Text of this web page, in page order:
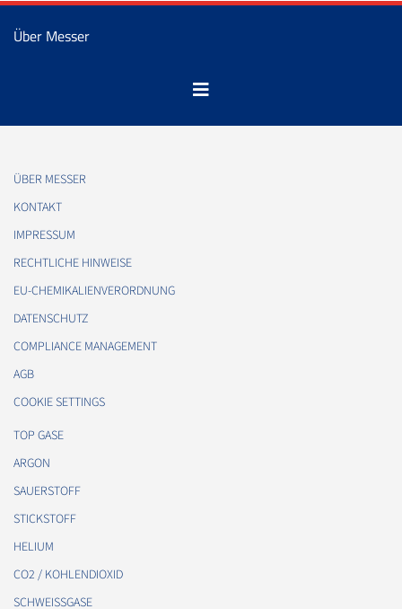
Über Messer
ÜBER MESSER
KONTAKT
IMPRESSUM
RECHTLICHE HINWEISE
EU-CHEMIKALIENVERORDNUNG
DATENSCHUTZ
COMPLIANCE MANAGEMENT
AGB
COOKIE SETTINGS
TOP GASE
ARGON
SAUERSTOFF
STICKSTOFF
HELIUM
CO2 / KOHLENDIOXID
SCHWEISSGASE